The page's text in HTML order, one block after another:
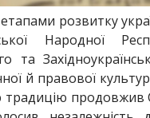
розвитку
Народної
та
й правової
традицію продовжив